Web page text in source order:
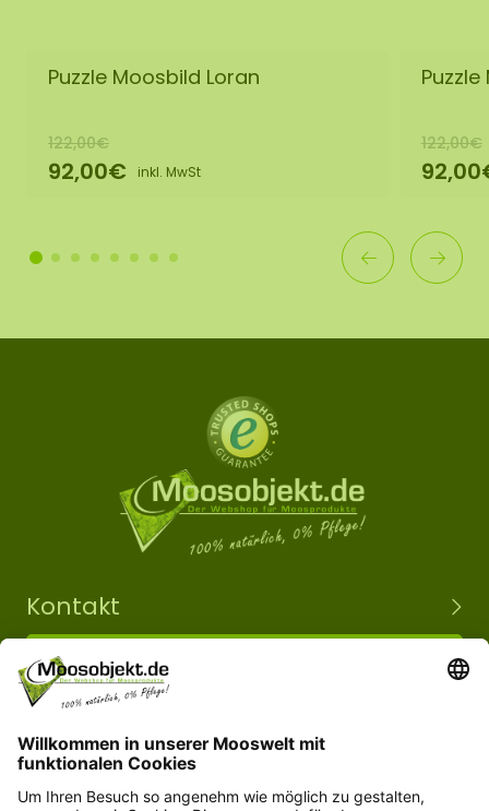
Puzzle Moosbild Loran
122,00€
92,00€ inkl. MwSt
122,00€
Kontakt
info@moosobjekt.de
Versand in ganz Deutschland und Österreich.